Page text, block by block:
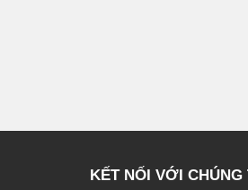
KẾT NỐI VỚI CHÚNG